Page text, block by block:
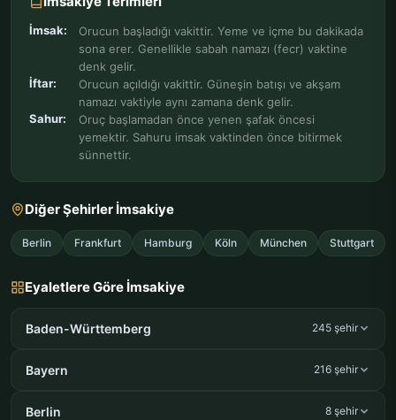
İmsak:
Orucun başladığı vakittir. Yeme ve içme bu dakikada
sona erer. Genellikle sabah namazı (fecr) vaktine
denk gelir.
İftar:
Orucun açıldığı vakittir. Güneşin batışı ve akşam
namazı vaktiyle aynı zamana denk gelir.
Sahur:
Oruç başlamadan önce yenen şafak öncesi
yemektir. Sahuru imsak vaktinden önce bitirmek
sünnettir.
Diğer Şehirler İmsakiye
Berlin Frankfurt Hamburg Köln München Stuttgart
Eyaletlere Göre İmsakiye
Baden-Württemberg 245 şehir
Bayern 216 şehir
Berlin 8 şehir